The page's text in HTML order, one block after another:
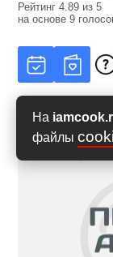
На
файлы
Рейтинг4.89 из5
на основе9